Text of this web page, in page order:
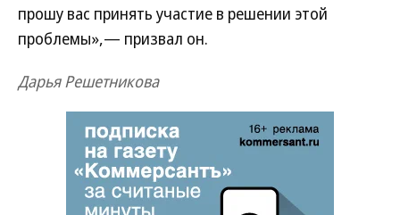
прошу вас принять участие в решении этой
проблемы»,— призвал он.
Дарья Решетникова